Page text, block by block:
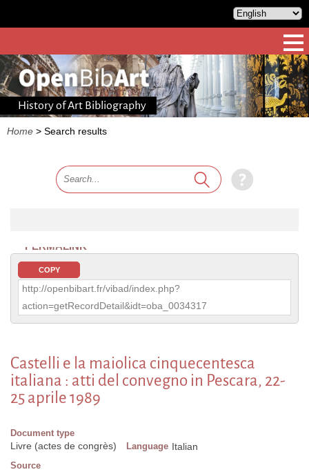
History of Art Bibliography
Home > Search results
PERMALINK
COPY
http://openbibart.fr/vibad/index.php?
action=getRecordDetail&idt=oba_0034317
Castelli e la maiolica cinquecentesca
italiana : atti del convegno in Pescara, 22-
25 aprile 1989
Document type
Livre (actes de congrès) Language Italian
Source